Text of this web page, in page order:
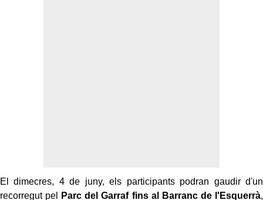
El dimecres, 4 de juny, els participants podran gaudir d'un
recorregut pel
Parc del Garraf fins al Barranc de l'Esquerrà,